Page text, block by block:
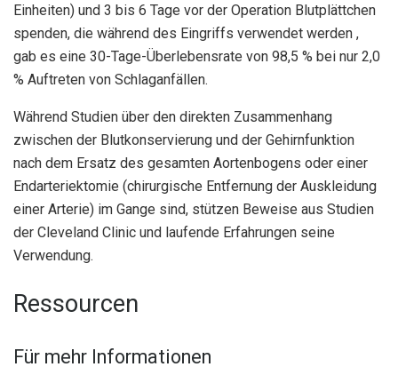
Einheiten) und 3 bis 6 Tage vor der Operation Blutplättchen
spenden, die während des Eingriffs verwendet werden ,
gab es eine 30-Tage-Überlebensrate von 98,5 % bei nur 2,0
% Auftreten von Schlaganfällen.
Während Studien über den direkten Zusammenhang
zwischen der Blutkonservierung und der Gehirnfunktion
nach dem Ersatz des gesamten Aortenbogens oder einer
Endarteriektomie (chirurgische Entfernung der Auskleidung
einer Arterie) im Gange sind, stützen Beweise aus Studien
der Cleveland Clinic und laufende Erfahrungen seine
Verwendung.
Ressourcen
Für mehr Informationen